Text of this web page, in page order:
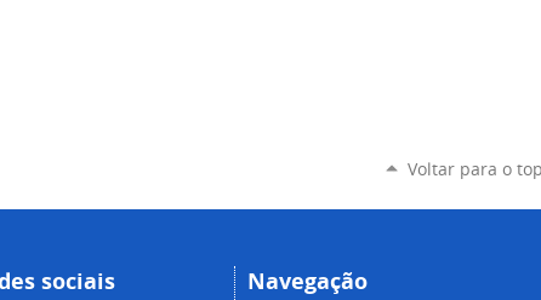
Voltar para o
sociais Navegação